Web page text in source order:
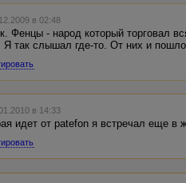
в 02:48
Фенцы - народ который торговал
Я так слышал где-то. От них и
в 14:33
идет от patefon я встречал еще в